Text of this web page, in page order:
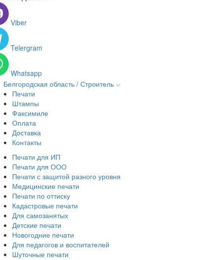
Viber
Telergram
Whatsapp
Белгородская область / Строитель
Печати
Штампы
Факсимиле
Оплата
Доставка
Контакты
Печати для ИП
Печати для ООО
Печати с защитой разного уровня
Медицинские печати
Печати по оттиску
Кадастровые печати
Для самозанятых
Детские печати
Новогодние печати
Для педагогов и воспитателей
Шуточные печати